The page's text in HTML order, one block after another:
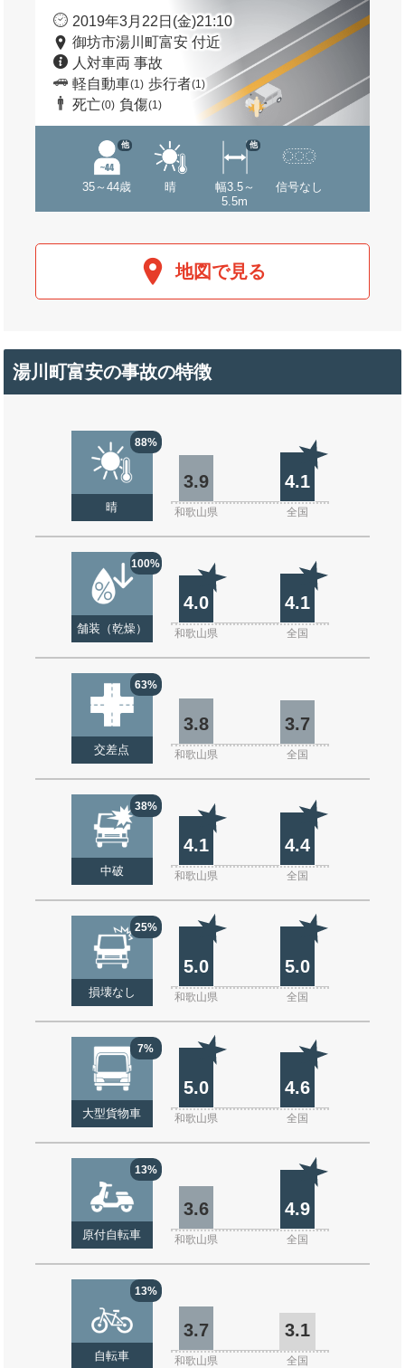
2019年3月22日(金)21:10
御坊市湯川町富安 付近
人対車両 事故
軽自動車(1) 歩行者(1)
死亡(0) 負傷(1)
35～44歳
他
晴
幅3.5～
5.5m
他
信号なし
地図で見る
湯川町富安の事故の特徴
88%
晴
3.9 4.1
和歌山県 全国
100%
舗装（乾燥）
4.0 4.1
和歌山県 全国
63%
交差点
3.8 3.7
和歌山県 全国
38%
中破
4.1 4.4
和歌山県 全国
25%
損壊なし
5.0 5.0
和歌山県 全国
7%
大型貨物車
5.0 4.6
和歌山県 全国
13%
原付自転車
3.6 4.9
和歌山県 全国
13%
自転車
3.7 3.1
和歌山県 全国